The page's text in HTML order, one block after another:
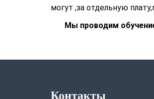
могут ,за отдельную
Мы проводим
Контакты